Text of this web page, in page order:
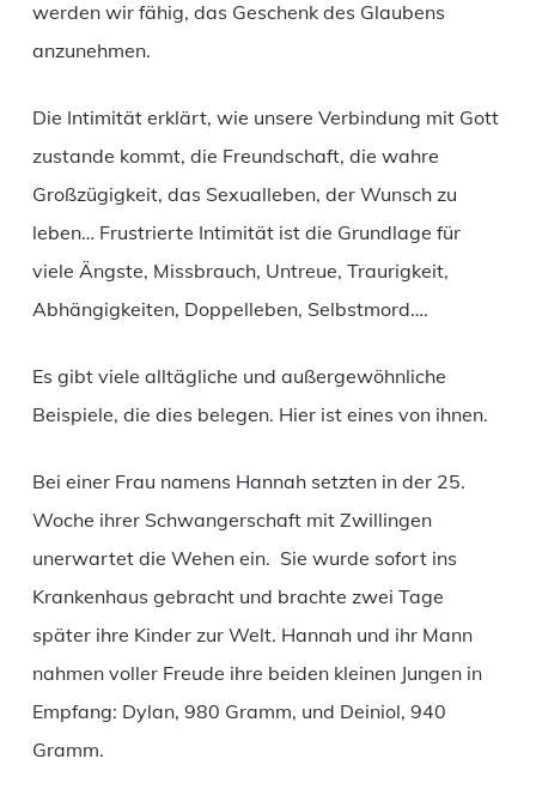
werden wir fähig, das Geschenk des Glaubens
anzunehmen.
Die Intimität erklärt, wie unsere Verbindung mit Gott
zustande kommt, die Freundschaft, die wahre
Großzügigkeit, das Sexualleben, der Wunsch zu
leben… Frustrierte Intimität ist die Grundlage für
viele Ängste, Missbrauch, Untreue, Traurigkeit,
Abhängigkeiten, Doppelleben, Selbstmord….
Es gibt viele alltägliche und außergewöhnliche
Beispiele, die dies belegen. Hier ist eines von ihnen.
Bei einer Frau namens Hannah setzten in der 25.
Woche ihrer Schwangerschaft mit Zwillingen
unerwartet die Wehen ein. Sie wurde sofort ins
Krankenhaus gebracht und brachte zwei Tage
später ihre Kinder zur Welt. Hannah und ihr Mann
nahmen voller Freude ihre beiden kleinen Jungen in
Empfang: Dylan, 980 Gramm, und Deiniol, 940
Gramm.